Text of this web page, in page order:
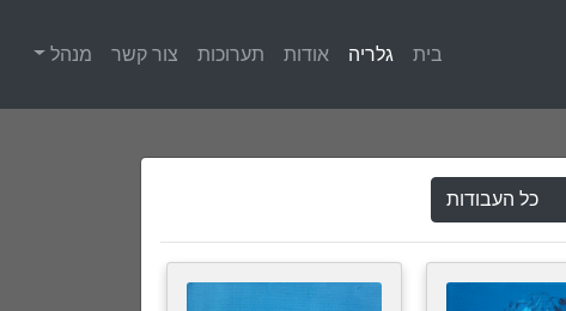
בית גלריה אודות תערוכות צור קשר מנהל
כל העבודות